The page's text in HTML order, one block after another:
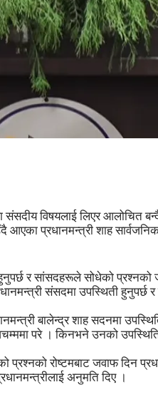
संसदीय विषयलाई लिएर आलोचित
आएका प्रधानमन्त्री शाह
र सांसदहरूले सोधेको
संसदमा उपस्थिती हुनुपर्छ
बालेन्द्र शाह सदनमा
परे । किनभने उनको
रोष्टमबाट जवाफ दिन
अनुमति दिए ।